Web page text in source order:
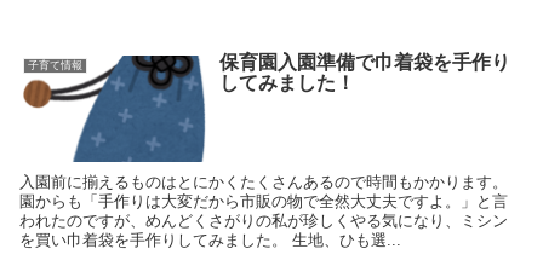
子育て情報
保育園入園準備で巾着袋を手作り
してみました！
入園前に揃えるものはとにかくたくさんあるので時間もかかります。
園からも「手作りは大変だから市販の物で全然大丈夫ですよ。」と言
われたのですが、めんどくさがりの私が珍しくやる気になり、ミシン
を買い巾着袋を手作りしてみました。 生地、ひも選...